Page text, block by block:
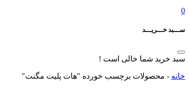
0
ســـبد خـــریـــد
سبد خرید شما خالی است !
خانه - محصولات برچسب خورده "هات پلیت مگنت"